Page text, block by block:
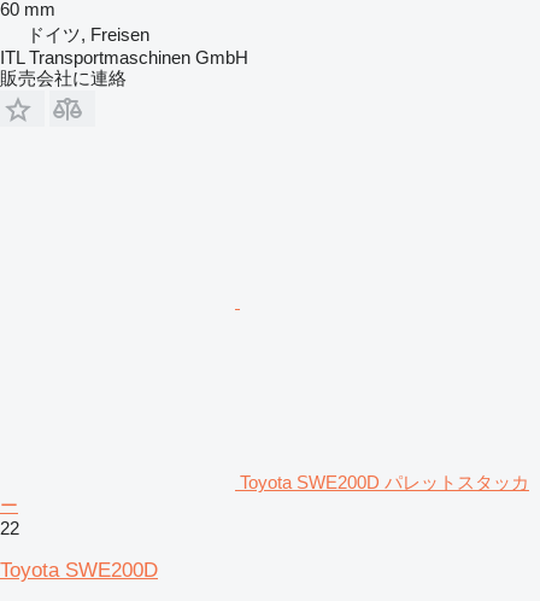
60 mm
ドイツ, Freisen
ITL Transportmaschinen GmbH
販売会社に連絡
Toyota SWE200D パレットスタッカ
ー
22
Toyota SWE200D